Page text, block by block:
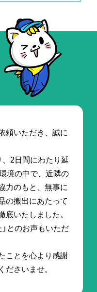
頼いただき、誠に
2日間にわたり延
境の中で、近隣の
力のもと、無事に
の搬出にあたって
いたしました。
とのお声もいただ
ことを心より感謝
さいませ。